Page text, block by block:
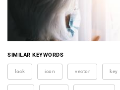
SIMILAR KEYWORDS
lock icon vector key